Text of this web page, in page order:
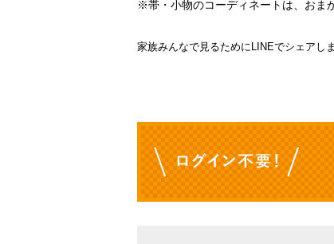
※帯・小物のコーディネートは、おま
家族みんなで見るためにLINEでシェアし